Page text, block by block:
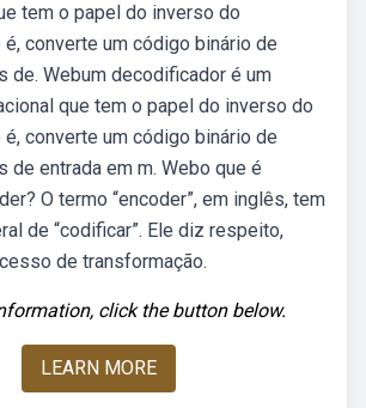
tem o papel do inverso do
converte um código binário de
de. Webum decodificador é um
que tem o papel do inverso do
converte um código binário de
de entrada em m. Webo que é
O termo “encoder”, em inglês, tem
de “codificar”. Ele diz respeito,
de transformação.
click the button below.
LEARN MORE